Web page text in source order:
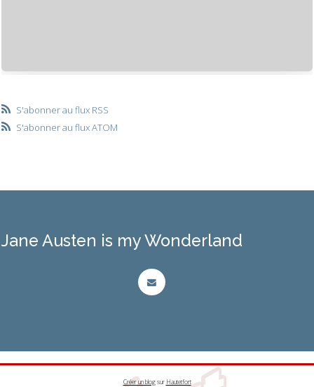
S'abonner au flux RSS
S'abonner au flux ATOM
Jane Austen is my Wonderland
Créer un blogsur Hautetfort